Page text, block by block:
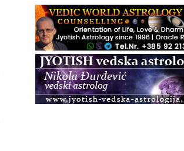
20.08.
Online
Radionica: Pomagači iz drugih
otvoreno za sve
21.08.
Zagreb+Online
Osnovni ThetaHealing® tečaj, Zagreb i
22.08.
Pula